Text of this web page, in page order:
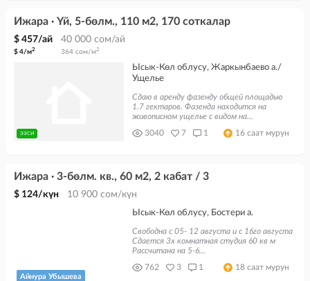
Ижара · Үй, 5-бөлм., 110 м2, 170 соткалар
$ 457/ай 40 000 сом/ай
$ 4/м2 364 сом/м2
ЭЭСИ
Ысык-Көл облусу, Жаркынбаево а./
Ущелье
Сдаю в аренду фазенду общей площадью
1.7 гектаров. Фазенда находится на
живописном ущелье с видом на...
3040
7 1 16 саат мурун
Ижара · 3-бөлм. кв., 60 м2, 2 кабат / 3
$ 124/күн 10 900 сом/күн
Айнура Убышева
Ысык-Көл облусу, Бостери а.
Свободна с 05- 12 августа и с 16го августа
Сдается 3х комнатная студия 60 кв м
Рассчитана на 5-6...
762
3 1 18 саат мурун